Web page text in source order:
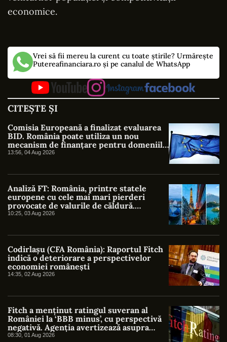
economice.
Vrei să fii mereu la curent cu toate știrile? Urmărește
Putereafinanciara.ro și pe canalul de WhatsApp
CITEȘTE ȘI
Comisia Europeană a finalizat evaluarea
BID. România poate utiliza un nou
mecanism de finanțare pentru domeniile
strategice
13:56, 04 Aug 2026
Analiză FT: România, printre statele
europene cu cele mai mari pierderi
provocate de valurile de căldură.
Costurile reale depășesc cu mult
10:25, 03 Aug 2026
Codirlașu (CFA România): Raportul Fitch
indică o deteriorare a perspectivelor
economiei românești
14:35, 02 Aug 2026
Fitch a menținut ratingul suveran al
României la ‘BBB minus’, cu perspectivă
negativă. Agenția avertizează asupra
riscurilor fiscale și politice
08:30, 01 Aug 2026